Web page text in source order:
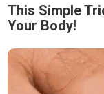
This Simple
Your Body!